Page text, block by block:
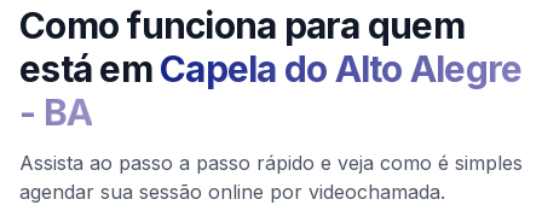
Como funciona para quem
está em Capela do Alto Alegre
- BA
Assista ao passo a passo rápido e veja como é simples
agendar sua sessão online por videochamada.